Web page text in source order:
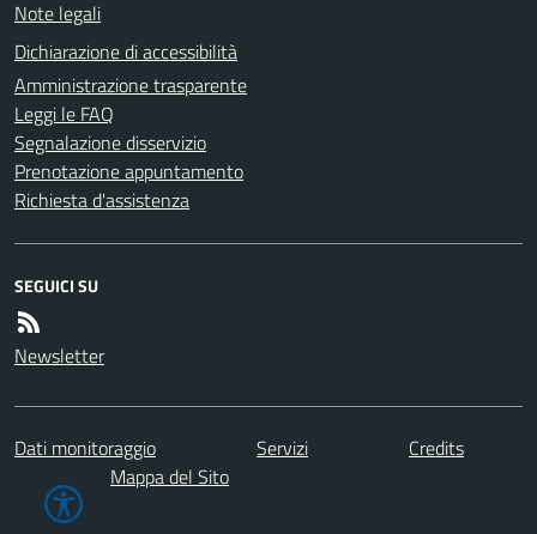
Note legali
Dichiarazione di accessibilità
Amministrazione trasparente
Leggi le FAQ
Segnalazione disservizio
Prenotazione appuntamento
Richiesta d'assistenza
SEGUICI SU
Newsletter
Dati monitoraggio Servizi
Credits
Mappa del Sito